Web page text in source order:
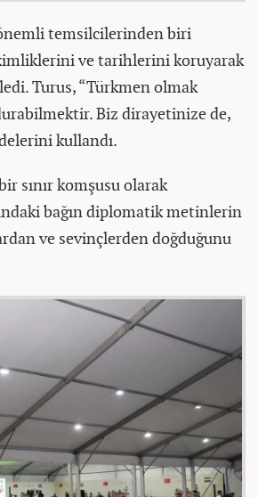
temsilcilerinden biri
ve tarihlerini koruyarak
Turus, “Türkmen olmak
Biz dirayetinize de,
kullandı.
sınır komşusu olarak
bağın diplomatik metinlerin
ve sevinçlerden doğduğunu